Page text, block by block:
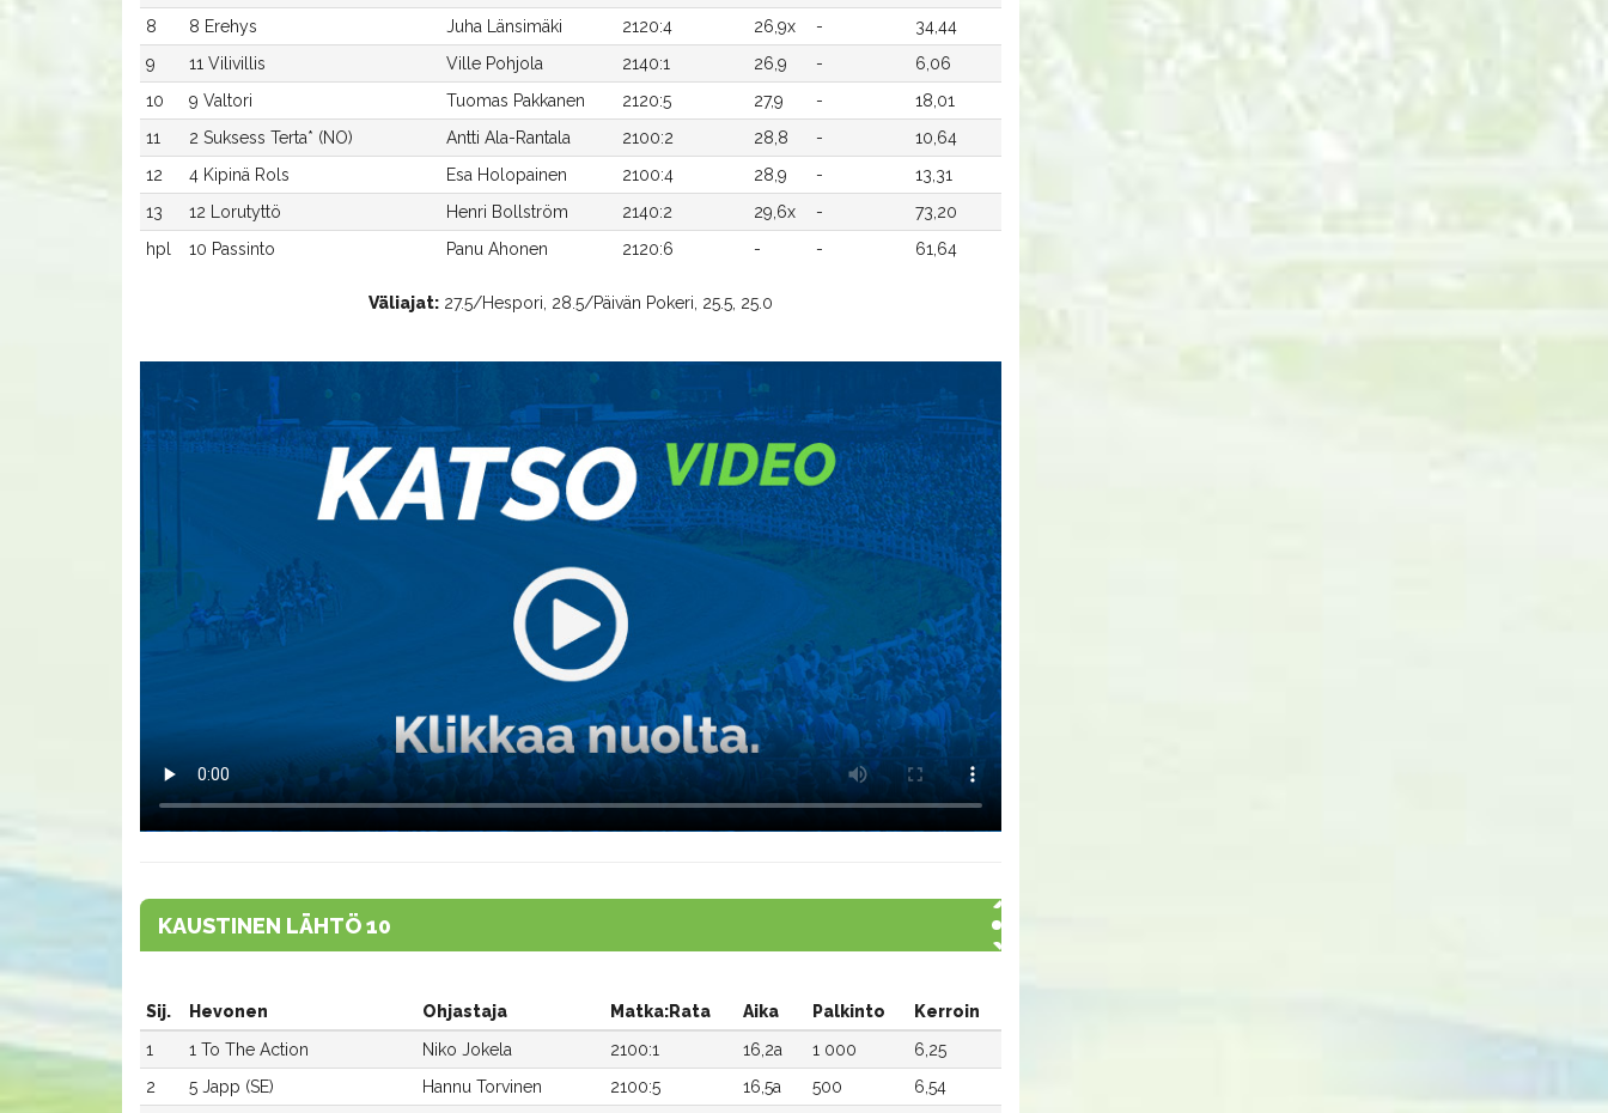
8
8 Erehys Juha Länsimäki 2120:4 26,9x -
34,44
9
11 Vilivillis Ville Pohjola 2140:1 26,9 -
6,06
10
9 Valtori Tuomas Pakkanen 2120:5 27,9 -
18,01
11
2 Suksess Terta* (NO) Antti Ala-Rantala 2100:2 28,8 -
10,64
12
4 Kipinä Rols Esa Holopainen 2100:4 28,9 -
13,31
13
12 Lorutyttö Henri Bollström 2140:2 29,6x -
73,20
hpl
10 Passinto Panu Ahonen 2120:6 - - 61,64
Väliajat: 27.5/Hespori, 28.5/Päivän Pokeri, 25.5, 25.0
KAUSTINEN LÄHTÖ 10
Sij. Hevonen Ohjastaja Matka:Rata Aika Palkinto
Kerroin
1
1 To The Action Niko Jokela 2100:1 16,2a 1 000
6,25
2
5 Japp (SE) Hannu Torvinen 2100:5 16,5a 500
6,54